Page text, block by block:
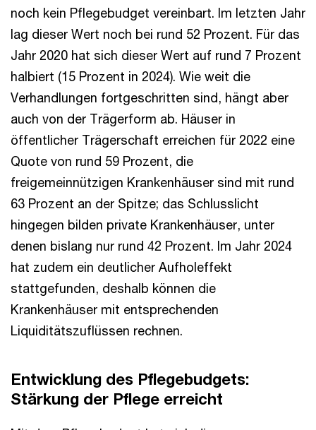
noch kein Pflegebudget vereinbart. Im letzten Jahr
lag dieser Wert noch bei rund 52 Prozent. Für das
Jahr 2020 hat sich dieser Wert auf rund 7 Prozent
halbiert (15 Prozent in 2024). Wie weit die
Verhandlungen fortgeschritten sind, hängt aber
auch von der Trägerform ab. Häuser in
öffentlicher Trägerschaft erreichen für 2022 eine
Quote von rund 59 Prozent, die
freigemeinnützigen Krankenhäuser sind mit rund
63 Prozent an der Spitze; das Schlusslicht
hingegen bilden private Krankenhäuser, unter
denen bislang nur rund 42 Prozent. Im Jahr 2024
hat zudem ein deutlicher Aufholeffekt
stattgefunden, deshalb können die
Krankenhäuser mit entsprechenden
Liquiditätszuflüssen rechnen.
Entwicklung des Pflegebudgets:
Stärkung der Pflege erreicht